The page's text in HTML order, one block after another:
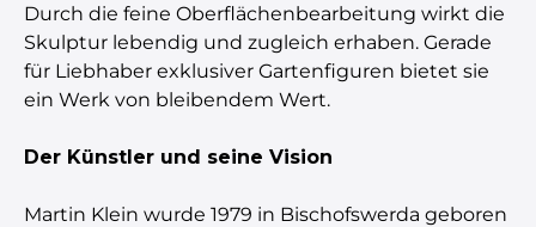
Durch die feine Oberflächenbearbeitung wirkt die
Skulptur lebendig und zugleich erhaben. Gerade
für Liebhaber exklusiver Gartenfiguren bietet sie
ein Werk von bleibendem Wert.
Der Künstler und seine Vision
Martin Klein wurde 1979 in Bischofswerda geboren